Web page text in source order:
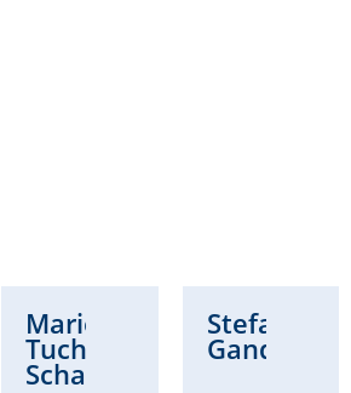
Marie
Tuchscherer-
Schad
Stefanie
Gandt